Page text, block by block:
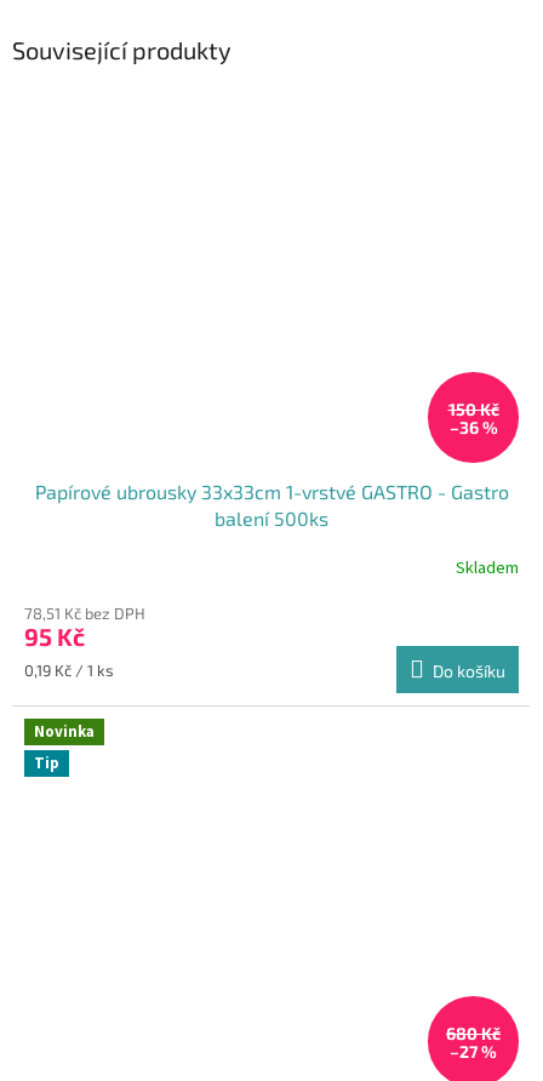
Související produkty
150 Kč
–36 %
Papírové ubrousky 33x33cm 1-vrstvé GASTRO - Gastro
balení 500ks
produktu
je
5,0
5
hvězdiček.
Skladem
78,51 Kč bez DPH
95 Kč
Měrná
0,19 Kč / 1 ks Do košíku
Novinka
Tip
680 Kč
–27 %